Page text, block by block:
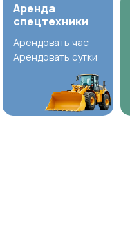
Аренда
спецтехники
Арендовать час
Арендовать сутки